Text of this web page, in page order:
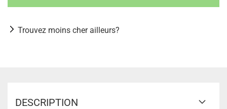
Trouvez moins cher ailleurs?
DESCRIPTION